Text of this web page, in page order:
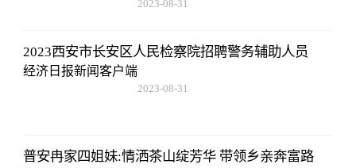
2023-08-31
2023西安市长安区人民检察院招聘警务辅助人员
经济日报新闻客户端
2023-08-31
普安冉家四姐妹:情洒茶山绽芳华 带领乡亲奔富路